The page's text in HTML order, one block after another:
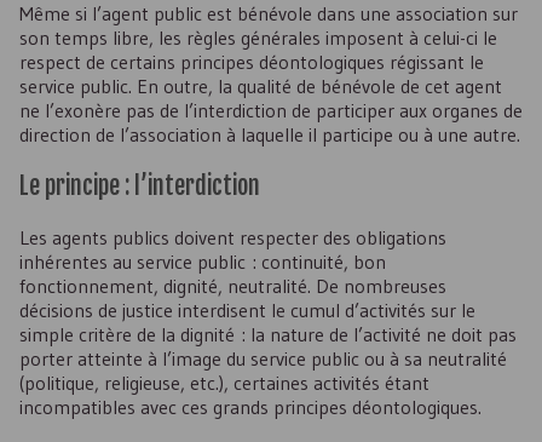
Même si l’agent public est bénévole dans une association sur
son temps libre, les règles générales imposent à celui-ci le
respect de certains principes déontologiques régissant le
service public. En outre, la qualité de bénévole de cet agent
ne l’exonère pas de l’interdiction de participer aux organes de
direction de l’association à laquelle il participe ou à une autre.
Le principe : l’interdiction
Les agents publics doivent respecter des obligations
inhérentes au service public : continuité, bon
fonctionnement, dignité, neutralité. De nombreuses
décisions de justice interdisent le cumul d’activités sur le
simple critère de la dignité : la nature de l’activité ne doit pas
porter atteinte à l’image du service public ou à sa neutralité
(politique, religieuse, etc.), certaines activités étant
incompatibles avec ces grands principes déontologiques.